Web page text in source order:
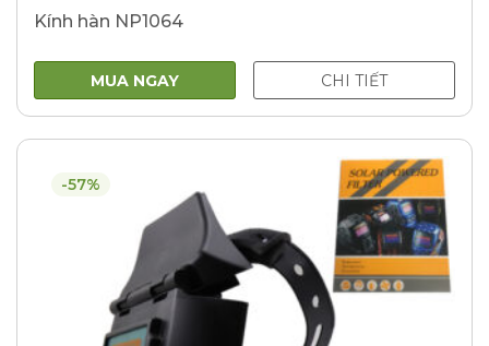
Kính hàn NP1064
MUA NGAY CHI TIẾT
-57%